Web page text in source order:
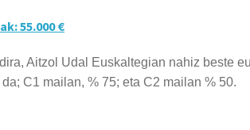
55.000 €
Aitzol Udal Euskaltegian nahiz beste
C1 mailan, % 75; eta C2 mailan % 50.